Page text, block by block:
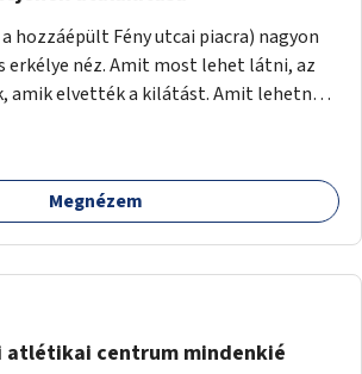
hozzáépült Fény utcai piacra) nagyon
erkélye néz. Amit most lehet látni, az
amik elvették a kilátást. Amit lehetne:
azok elvettek.
Megnézem
atlétikai centrum mindenkié